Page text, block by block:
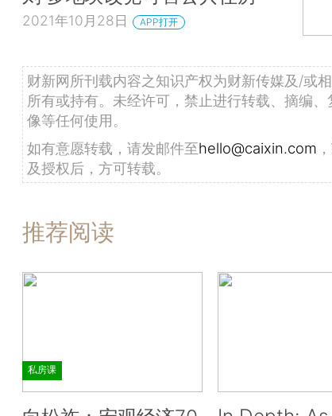
2021年10月28日 APP打开
财新网所刊载内容之知识产权为财新传媒及/或
所有或持有。未经许可，禁止进行转载、摘编
像等任何使用。
如有意愿转载，请发邮件至hello@caixin.com
及授权后，方可转载。
推荐阅读
私房课